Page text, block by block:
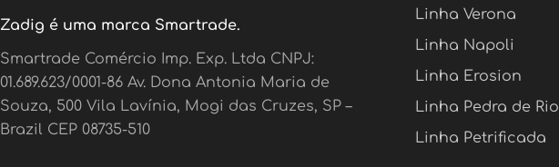
Zadig é uma marca Smartrade.
Smartrade Comércio Imp. Exp. Ltda CNPJ:
01.689.623/0001-86 Av. Dona Antonia Maria de
Souza, 500 Vila Lavínia, Mogi das Cruzes, SP –
Brazil CEP 08735-510
Linha Verona
Linha Napoli
Linha Erosion
Linha Pedra de Rio
Linha Petrificada